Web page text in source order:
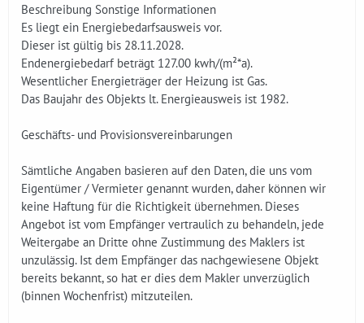
Beschreibung Sonstige Informationen
Es liegt ein Energiebedarfsausweis vor.
Dieser ist gültig bis 28.11.2028.
Endenergiebedarf beträgt 127.00 kwh/(m²*a).
Wesentlicher Energieträger der Heizung ist Gas.
Das Baujahr des Objekts lt. Energieausweis ist 1982.
Geschäfts- und Provisionsvereinbarungen
Sämtliche Angaben basieren auf den Daten, die uns vom
Eigentümer / Vermieter genannt wurden, daher können wir
keine Haftung für die Richtigkeit übernehmen. Dieses
Angebot ist vom Empfänger vertraulich zu behandeln, jede
Weitergabe an Dritte ohne Zustimmung des Maklers ist
unzulässig. Ist dem Empfänger das nachgewiesene Objekt
bereits bekannt, so hat er dies dem Makler unverzüglich
(binnen Wochenfrist) mitzuteilen.